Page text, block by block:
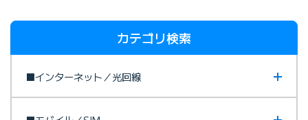
カテゴリ検索
■インターネット／光回線